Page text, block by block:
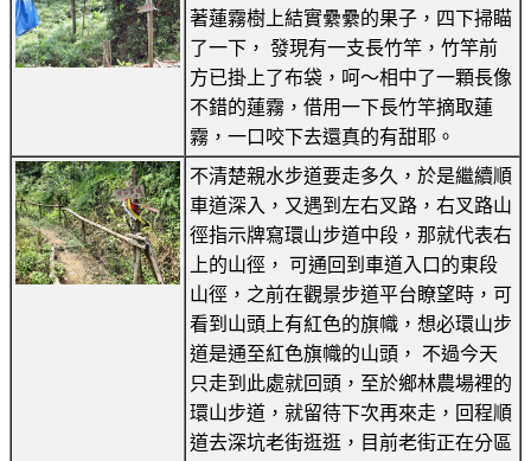
著蓮霧樹上結實纍纍的果子，四下掃瞄
了一下， 發現有一支長竹竿，竹竿前
方已掛上了布袋，呵～相中了一顆長像
不錯的蓮霧，借用一下長竹竿摘取蓮
霧，一口咬下去還真的有甜耶。
不清楚親水步道要走多久，於是繼續順
車道深入，又遇到左右叉路，右叉路山
徑指示牌寫環山步道中段，那就代表右
上的山徑， 可通回到車道入口的東段
山徑，之前在觀景步道平台瞭望時，可
看到山頭上有紅色的旗幟，想必環山步
道是通至紅色旗幟的山頭， 不過今天
只走到此處就回頭，至於鄉林農場裡的
環山步道，就留待下次再來走，回程順
道去深坑老街逛逛，目前老街正在分區